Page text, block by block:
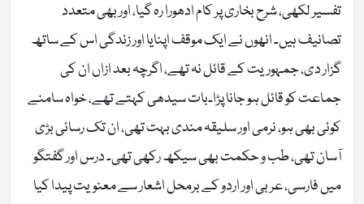
تفسیر لکھی، شرح بخاری پر کام ادھورا رہ گیا، اور بھی متعدد
تصانیف ہیں۔ انھوں نے ایک موقف اپنایا اور زندگی اس کے ساتھ
گزار دی، جمہوریت کے قائل نہ تھے، اگرچہ بعد ازاں ان کی
جماعت کو قائل ہو جانا پڑا۔بات سیدھی کہتے تھے، خواہ سامنے
کوئی بھی ہو، نرمی اور سلیقہ مندی بہت تھی، ان تک رسائی بڑی
آسان تھی، طب و حکمت بھی سیکھ رکھی تھی۔ درس اور گفتگو
میں فارسی، عربی اور اردو کے برمحل اشعار سے معنویت پیدا کیا